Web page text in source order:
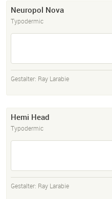
Neuropol Nova
Typodermic
Gestalter: Ray Larabie
Hemi Head
Typodermic
Gestalter: Ray Larabie